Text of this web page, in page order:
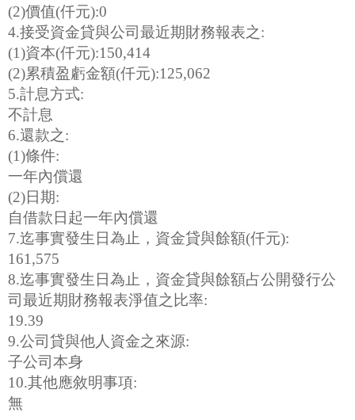
(2)價值(仟元):0
4.接受資金貸與公司最近期財務報表之:
(1)資本(仟元):150,414
(2)累積盈虧金額(仟元):125,062
5.計息方式:
不計息
6.還款之:
(1)條件:
一年內償還
(2)日期:
自借款日起一年內償還
7.迄事實發生日為止，資金貸與餘額(仟元):
161,575
8.迄事實發生日為止，資金貸與餘額占公開發行公
司最近期財務報表淨值之比率:
19.39
9.公司貸與他人資金之來源:
子公司本身
10.其他應敘明事項:
無